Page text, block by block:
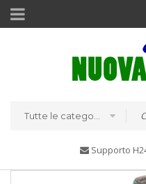
Supporto